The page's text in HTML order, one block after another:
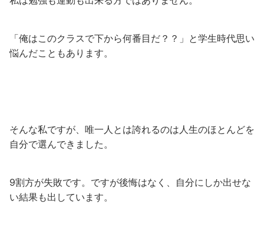
「俺はこのクラスで下から何番目だ？？」と学生時代思い
悩んだこともあります。
そんな私ですが、唯一人とは誇れるのは人生のほとんどを
自分で選んできました。
9割方が失敗です。ですが後悔はなく、自分にしか出せな
い結果も出しています。